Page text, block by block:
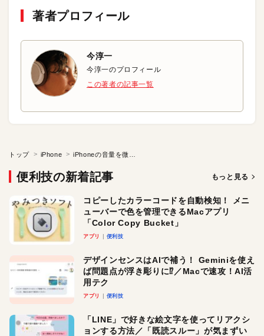
著者プロフィール
今淳一
今淳一のプロフィール
この著者の記事一覧
トップ iPhone
便利技の新着記事 もっと見る
コピーしたカラーコードを自動検知！ メニ
ューバーで色を管理できるMacアプリ
「Color Copy Bucket」
アプリ 便利技
デザインセンスはAIで補う！ Geminiを使え
ば問題点が浮き彫りに⁉︎／Macで速攻！AI活
用テク
アプリ 便利技
「LINE」で好きな絵文字を使ってリアクシ
ョンする方法／「既読スルー」が気まずい